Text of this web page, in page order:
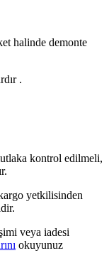
halinde demonte
.
kontrol edilmeli,
yetkilisinden
veya iadesi
okuyunuz